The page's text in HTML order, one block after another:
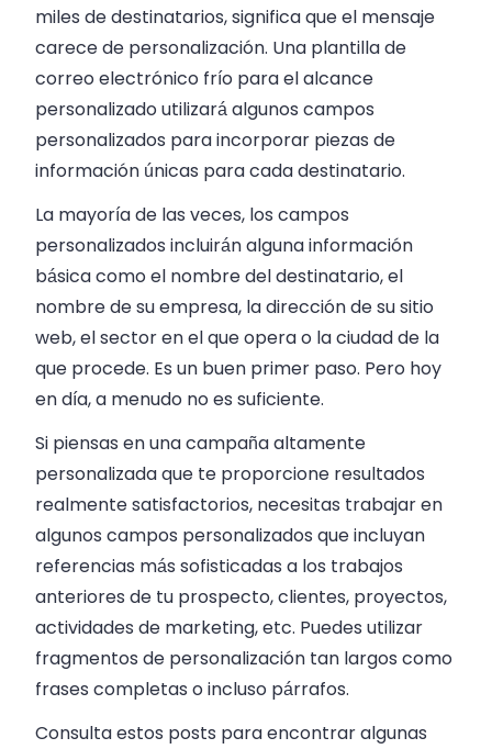
miles de destinatarios, significa que el mensaje
carece de personalización. Una plantilla de
correo electrónico frío para el alcance
personalizado utilizará algunos campos
personalizados para incorporar piezas de
información únicas para cada destinatario.
La mayoría de las veces, los campos
personalizados incluirán alguna información
básica como el nombre del destinatario, el
nombre de su empresa, la dirección de su sitio
web, el sector en el que opera o la ciudad de la
que procede. Es un buen primer paso. Pero hoy
en día, a menudo no es suficiente.
Si piensas en una campaña altamente
personalizada que te proporcione resultados
realmente satisfactorios, necesitas trabajar en
algunos campos personalizados que incluyan
referencias más sofisticadas a los trabajos
anteriores de tu prospecto, clientes, proyectos,
actividades de marketing, etc. Puedes utilizar
fragmentos de personalización tan largos como
frases completas o incluso párrafos.
Consulta estos posts para encontrar algunas